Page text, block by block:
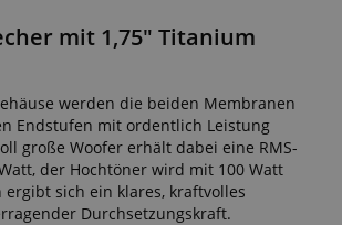
mit 1,75" Titanium
werden die beiden Membranen
Endstufen mit ordentlich Leistung
große Woofer erhält dabei eine RMS-
der Hochtöner wird mit 100 Watt
sich ein klares, kraftvolles
Durchsetzungskraft.